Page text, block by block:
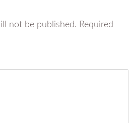
not be published. Required